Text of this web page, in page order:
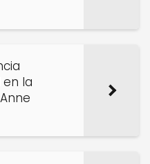
la